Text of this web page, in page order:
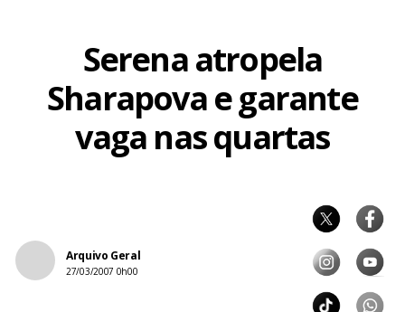
Serena atropela
Sharapova e garante
vaga nas quartas
Arquivo Geral
27/03/2007 0h00